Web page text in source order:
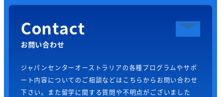
Contact
お問い合わせ
ジャパンセンターオーストラリアの各種プログラムやサポ
ート内容についてのご相談などはこちらからお問い合わせ
下さい。また留学に関する質問や不明点がございました